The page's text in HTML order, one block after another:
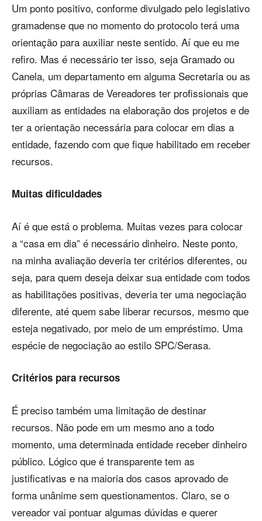
Um ponto positivo, conforme divulgado pelo legislativo
gramadense que no momento do protocolo terá uma
orientação para auxiliar neste sentido. Aí que eu me
refiro. Mas é necessário ter isso, seja Gramado ou
Canela, um departamento em alguma Secretaria ou as
próprias Câmaras de Vereadores ter profissionais que
auxiliam as entidades na elaboração dos projetos e de
ter a orientação necessária para colocar em dias a
entidade, fazendo com que fique habilitado em receber
recursos.
Muitas dificuldades
Aí é que está o problema. Muitas vezes para colocar
a “casa em dia” é necessário dinheiro. Neste ponto,
na minha avaliação deveria ter critérios diferentes, ou
seja, para quem deseja deixar sua entidade com todos
as habilitações positivas, deveria ter uma negociação
diferente, até quem sabe liberar recursos, mesmo que
esteja negativado, por meio de um empréstimo. Uma
espécie de negociação ao estilo SPC/Serasa.
Critérios para recursos
É preciso também uma limitação de destinar
recursos. Não pode em um mesmo ano a todo
momento, uma determinada entidade receber dinheiro
público. Lógico que é transparente tem as
justificativas e na maioria dos casos aprovado de
forma unânime sem questionamentos. Claro, se o
vereador vai pontuar algumas dúvidas e querer